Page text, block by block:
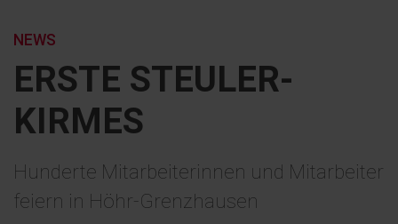
ERSTE STEULER-
KIRMES
NEWS
Hunderte Mitarbeiterinnen und Mitarbeiter
feiern in Höhr-Grenzhausen